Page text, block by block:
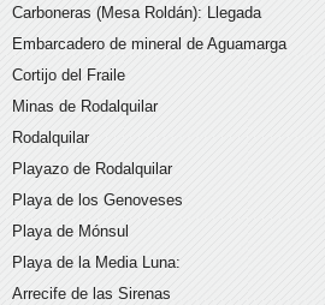
Carboneras (Mesa Roldán): Llegada
Embarcadero de mineral de Aguamarga
Cortijo del Fraile
Minas de Rodalquilar
Rodalquilar
Playazo de Rodalquilar
Playa de los Genoveses
Playa de Mónsul
Playa de la Media Luna:
Arrecife de las Sirenas